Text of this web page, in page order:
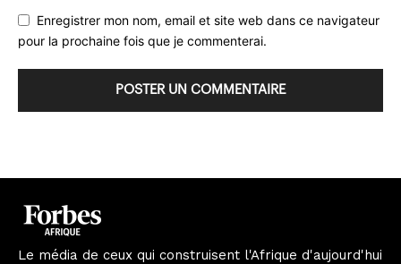
Enregistrer mon nom, email et site web dans ce navigateur
pour la prochaine fois que je commenterai.
Le média de ceux qui construisent l'Afrique d'aujourd'hui